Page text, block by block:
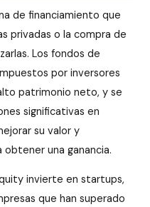
de financiamiento que
privadas o la compra de
Los fondos de
por inversores
patrimonio neto, y se
significativas en
su valor y
una ganancia.
invierte en startups,
que han superado